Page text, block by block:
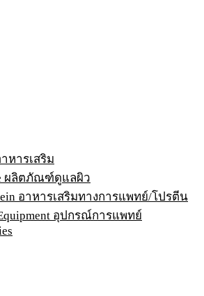
หารเสริม
ผลิตภัณฑ์ดูแลผิว
อาหารเสริมทางการแพทย์/โปรตีน
อุปกรณ์การแพทย์